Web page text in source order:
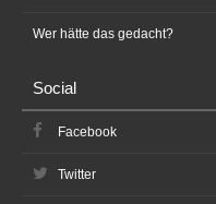
Wer hätte das gedacht?
Social
Facebook
Twitter